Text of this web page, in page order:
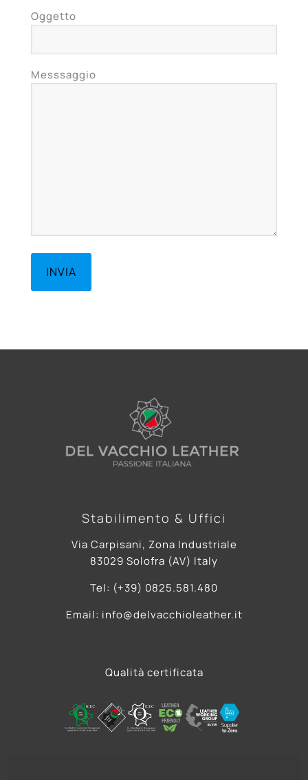
Oggetto
Messsaggio
Stabilimento & Uffici
Via Carpisani, Zona Industriale
83029 Solofra (AV) Italy
Tel: (+39) 0825.581.480
Email: info@delvacchioleather.it
Qualità certificata